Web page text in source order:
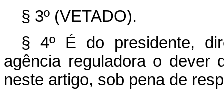
§ 3º (VETADO).
§ 4º É do presidente,
agência reguladora o dever
neste artigo, sob pena de